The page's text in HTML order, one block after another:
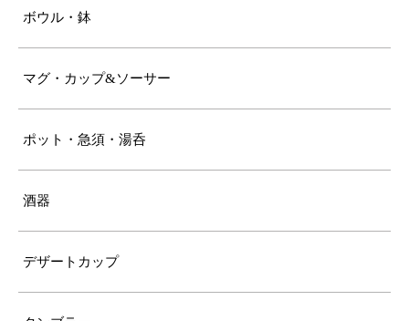
ボウル・鉢
マグ・カップ&ソーサー
ポット・急須・湯呑
酒器
デザートカップ